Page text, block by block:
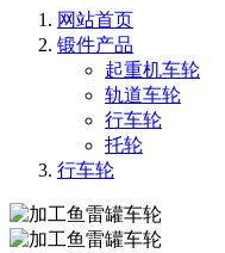
网站首页
锻件产品
起重机车轮
轨道车轮
行车轮
托轮
行车轮